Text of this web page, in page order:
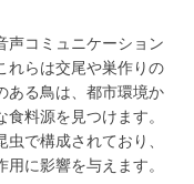
ジ
ェ
イ：
社
会
的
行
声コミュニケーション
れらは交尾や巣作りの
ある鳥は、都市環境か
料源を見つけます。
で構成されており、
に影響を与えます。